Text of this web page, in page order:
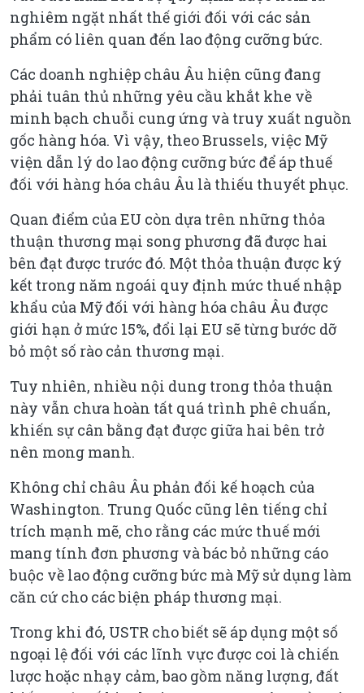
nghiêm ngặt nhất thế giới đối với các sản
phẩm có liên quan đến lao động cưỡng bức.
Các doanh nghiệp châu Âu hiện cũng đang
phải tuân thủ những yêu cầu khắt khe về
minh bạch chuỗi cung ứng và truy xuất nguồn
gốc hàng hóa. Vì vậy, theo Brussels, việc Mỹ
viện dẫn lý do lao động cưỡng bức để áp thuế
đối với hàng hóa châu Âu là thiếu thuyết phục.
Quan điểm của EU còn dựa trên những thỏa
thuận thương mại song phương đã được hai
bên đạt được trước đó. Một thỏa thuận được ký
kết trong năm ngoái quy định mức thuế nhập
khẩu của Mỹ đối với hàng hóa châu Âu được
giới hạn ở mức 15%, đổi lại EU sẽ từng bước dỡ
bỏ một số rào cản thương mại.
Tuy nhiên, nhiều nội dung trong thỏa thuận
này vẫn chưa hoàn tất quá trình phê chuẩn,
khiến sự cân bằng đạt được giữa hai bên trở
nên mong manh.
Không chỉ châu Âu phản đối kế hoạch của
Washington. Trung Quốc cũng lên tiếng chỉ
trích mạnh mẽ, cho rằng các mức thuế mới
mang tính đơn phương và bác bỏ những cáo
buộc về lao động cưỡng bức mà Mỹ sử dụng làm
căn cứ cho các biện pháp thương mại.
Trong khi đó, USTR cho biết sẽ áp dụng một số
ngoại lệ đối với các lĩnh vực được coi là chiến
lược hoặc nhạy cảm, bao gồm năng lượng, đất